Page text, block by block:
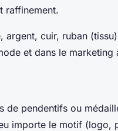
raffinement.
cuir, ruban
et dans le
de pendentifs ou
importe le motif (logo,